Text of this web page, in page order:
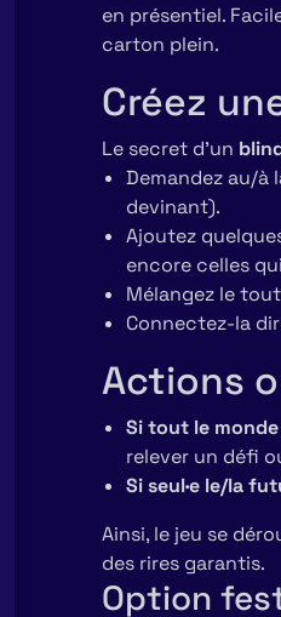
en présentiel.
carton plein.
Créez
Le secret d’un
Demandez au/à
devinant).
Ajoutez
encore celles
Mélangez le
Connectez-la
Actions
Si tout le
relever un défi
Si seul·e le/la
Ainsi, le jeu se
des rires garantis.
Option